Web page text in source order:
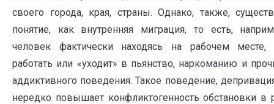
своего города, края, страны. Однако, также,
понятие, как внутренняя миграция, то есть,
человек фактически находясь на рабочем месте,
работать или «уходит» в пьянство, наркоманию и
аддиктивного поведения. Такое поведение,
нередко повышает конфликтогенность обстановки в